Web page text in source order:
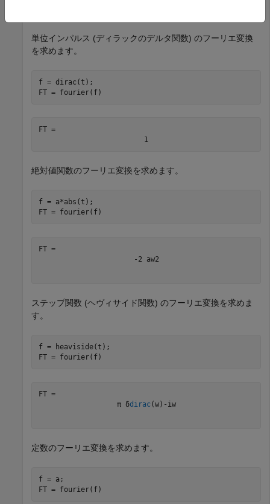
単位インパルス (ディラックのデルタ関数) のフーリエ変換
を求めます。
f = dirac(t);
FT = fourier(f)
FT =
1
絶対値関数のフーリエ変換を求めます。
f = a*abs(t);
FT = fourier(f)
- 2 aw2
ステップ関数 (ヘヴィサイド関数) のフーリエ変換を求めま
す。
f = heaviside(t);
FT = fourier(f)
π
δdirac (w) - iw
定数のフーリエ変換を求めます。
f = a;
FT = fourier(f)